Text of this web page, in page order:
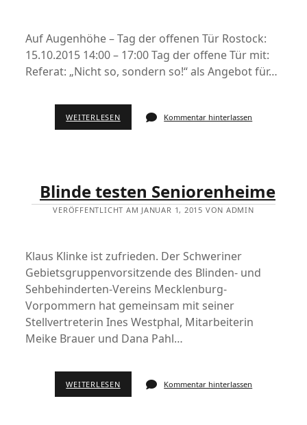
Auf Augenhöhe – Tag der offenen Tür Rostock:
15.10.2015 14:00 – 17:00 Tag der offene Tür mit:
Referat: „Nicht so, sondern so!“ als Angebot für…
WEITERLESEN Kommentar hinterlassen
Blinde testen Seniorenheime
VERÖFFENTLICHT AM JANUAR 1, 2015 VON ADMIN
Klaus Klinke ist zufrieden. Der Schweriner
Gebietsgruppenvorsitzende des Blinden- und
Sehbehinderten-Vereins Mecklenburg-
Vorpommern hat gemeinsam mit seiner
Stellvertreterin Ines Westphal, Mitarbeiterin
Meike Brauer und Dana Pahl…
WEITERLESEN Kommentar hinterlassen